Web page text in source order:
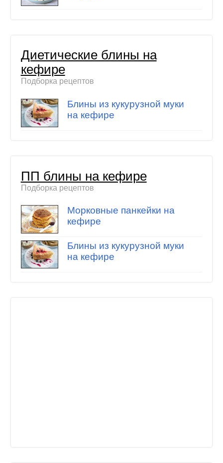
Диетические блины на
кефире
Подборка рецептов
Блины из кукурузной муки
на кефире
ПП блины на кефире
Подборка рецептов
Морковные панкейки на
кефире
Блины из кукурузной муки
на кефире